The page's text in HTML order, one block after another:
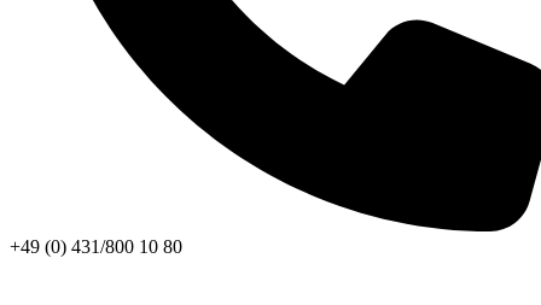
+49 (0) 431/800 10 80